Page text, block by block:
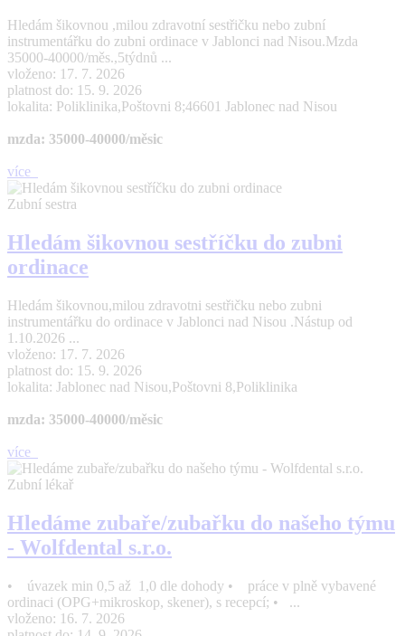
Hledám šikovnou ,milou zdravotní sestřičku nebo zubní
instrumentářku do zubni ordinace v Jablonci nad Nisou.Mzda
35000-40000/měs.,5týdnů ...
vloženo: 17. 7. 2026
platnost do: 15. 9. 2026
lokalita: Poliklinika,Poštovni 8;46601 Jablonec nad Nisou
mzda: 35000-40000/měsic
více
Zubní sestra
Hledám šikovnou sestříčku do zubni
ordinace
Hledám šikovnou,milou zdravotni sestřičku nebo zubni
instrumentářku do ordinace v Jablonci nad Nisou .Nástup od
1.10.2026 ...
vloženo: 17. 7. 2026
platnost do: 15. 9. 2026
lokalita: Jablonec nad Nisou,Poštovni 8,Poliklinika
mzda: 35000-40000/měsic
více
Zubní lékař
Hledáme zubaře/zubařku do našeho týmu
- Wolfdental s.r.o.
• úvazek min 0,5 až 1,0 dle dohody • práce v plně vybavené
ordinaci (OPG+mikroskop, skener), s recepcí; • ...
vloženo: 16. 7. 2026